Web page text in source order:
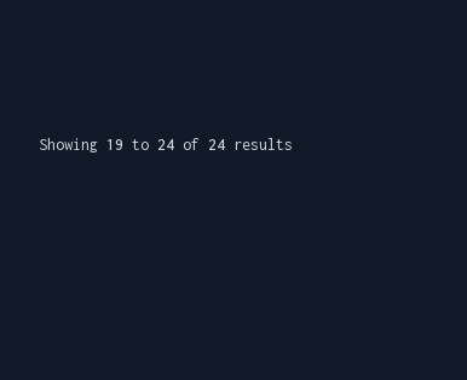
Showing 19 to 24 of 24 results